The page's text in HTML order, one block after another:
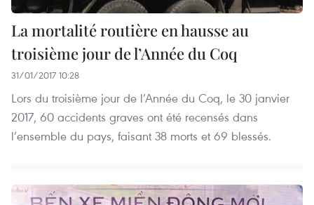
La mortalité routière en hausse au
troisième jour de l’Année du Coq
31/01/2017 10:28
Lors du troisième jour de l’Année du Coq, le 30 janvier
2017, 60 accidents graves ont été recensés dans
l’ensemble du pays, faisant 38 morts et 69 blessés.